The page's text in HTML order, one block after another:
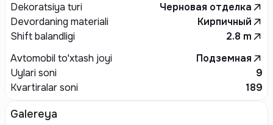
Dekoratsiya turi
Черновая отделка
Devordaning materiali
Кирпичный
Shift balandligi
2.8 m
Avtomobil to'xtash joyi
Подземная
Uylari soni
9
Kvartiralar soni
189
Galereya